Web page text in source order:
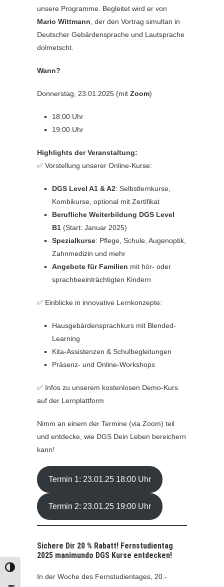
UMSCHALTEN AUF HOHE KONTRASTE
unsere Programme. Begleitet wird er von
Mario Wittmann , der den Vortrag simultan in
Deutscher Gebärdensprache und Lautsprache
dolmetscht.
Wann?
Donnerstag, 23.01.2025 (mit Zoom)
18:00 Uhr
19:00 Uhr
Highlights der Veranstaltung:
✅ Vorstellung unserer Online-Kurse:
DGS Level A1 & A2: Selbstlernkurse,
Kombikurse, optional mit Zertifikat
Berufliche Weiterbildung DGS Level
B1 (Start: Januar 2025)
Spezialkurse: Pflege, Schule, Augenoptik,
Zahnmedizin und mehr
Angebote für Familien mit hör- oder
sprachbeeinträchtigten Kindern
✅ Einblicke in innovative Lernkonzepte:
Hausgebärdensprachkurs mit Blended-
Learning
Kita-Assistenzen & Schulbegleitungen
Präsenz- und Online-Workshops
✅ Infos zu unserem kostenlosen Demo-Kurs
auf der Lernplattform
Nimm an einem der Termine (via Zoom) teil
und entdecke, wie DGS Dein Leben bereichern
kann!
Termin 1: 23.01.25 18:00 Uhr
Termin 2: 23.01.25 19:00 Uhr
Sichere Dir 20 % Rabatt! Fernstudientag
2025 manimundo DGS Kurse entdecken!
In der Woche des Fernstudientages, 20.-